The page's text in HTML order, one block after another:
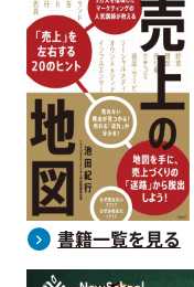
書籍一覧を見る